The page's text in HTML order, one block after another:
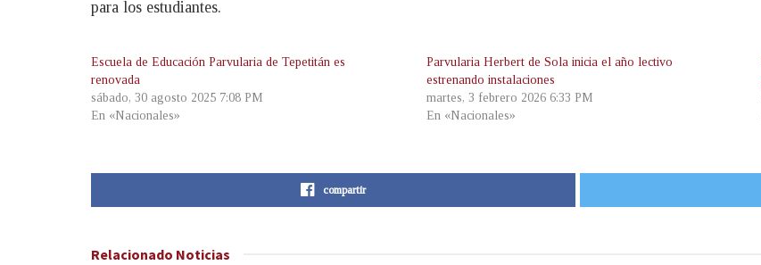
para los estudiantes.
Escuela de Educación Parvularia de Tepetitán es
renovada
sábado, 30 agosto 2025 7:08 PM
En «Nacionales»
Parvularia Herbert de Sola inicia el año lectivo
estrenando instalaciones
martes, 3 febrero 2026 6:33 PM
En «Nacionales»
compartir
Relacionado Noticias